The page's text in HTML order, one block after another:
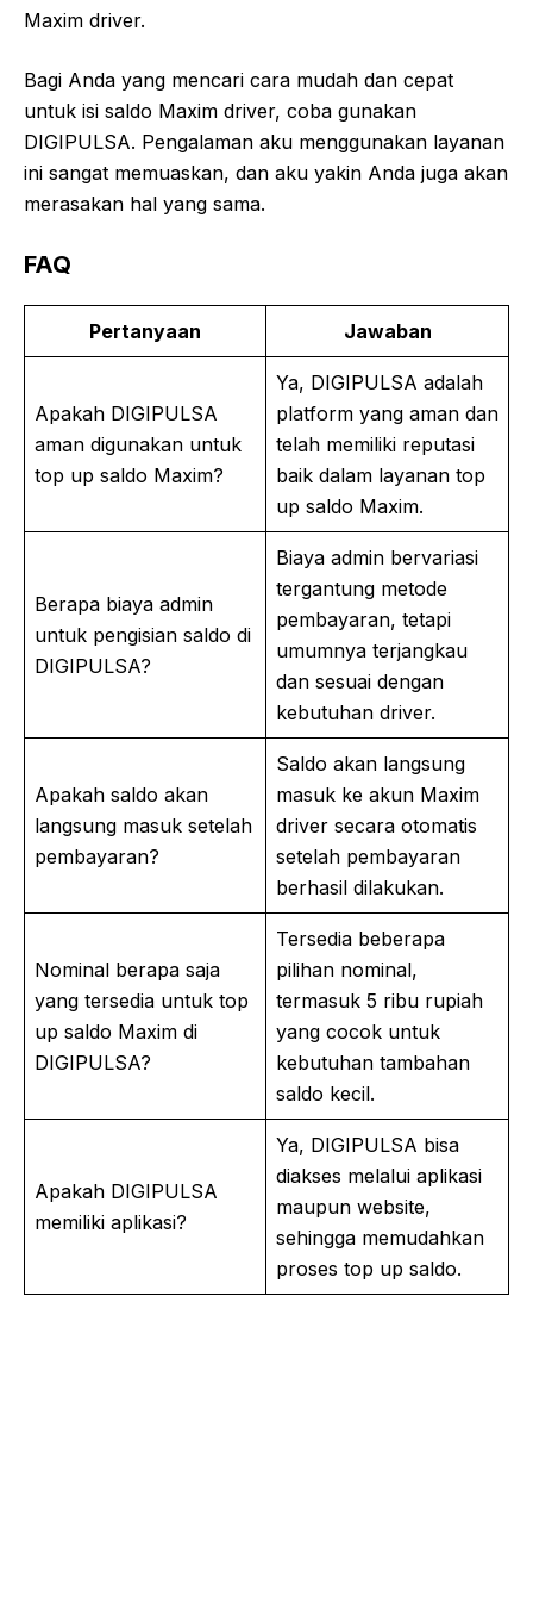
Maxim driver.
Bagi Anda yang mencari cara mudah dan cepat
untuk isi saldo Maxim driver, coba gunakan
DIGIPULSA. Pengalaman aku menggunakan layanan
ini sangat memuaskan, dan aku yakin Anda juga akan
merasakan hal yang sama.
FAQ
Pertanyaan Jawaban
Apakah DIGIPULSA
aman digunakan untuk
top up saldo Maxim?
Ya, DIGIPULSA adalah
platform yang aman dan
telah memiliki reputasi
baik dalam layanan top
up saldo Maxim.
Berapa biaya admin
untuk pengisian saldo di
DIGIPULSA?
Biaya admin bervariasi
tergantung metode
pembayaran, tetapi
umumnya terjangkau
dan sesuai dengan
kebutuhan driver.
Apakah saldo akan
langsung masuk setelah
pembayaran?
Saldo akan langsung
masuk ke akun Maxim
driver secara otomatis
setelah pembayaran
berhasil dilakukan.
Nominal berapa saja
yang tersedia untuk top
up saldo Maxim di
DIGIPULSA?
Tersedia beberapa
pilihan nominal,
termasuk 5 ribu rupiah
yang cocok untuk
kebutuhan tambahan
saldo kecil.
Apakah DIGIPULSA
memiliki aplikasi?
Ya, DIGIPULSA bisa
diakses melalui aplikasi
maupun website,
sehingga memudahkan
proses top up saldo.